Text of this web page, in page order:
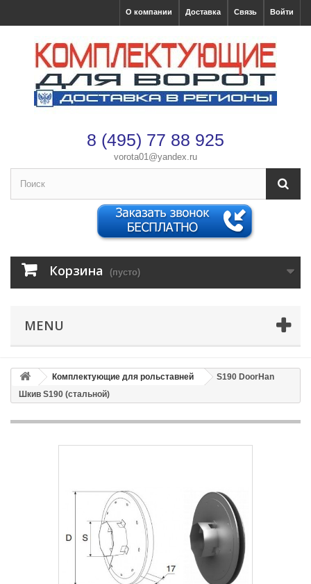
Войти
Связь
Доставка
О компании
8 (495) 77 88 925
vorota01@yandex.ru
Корзина (пусто)
MENU
Комплектующие для рольставней
S190 DoorHan
Шкив S190 (стальной)
После оформления заказа с вами свяжется менеджер
Имя*
Способ доставки *
Время доставки: стоимость доставки по тарифам СДЭК